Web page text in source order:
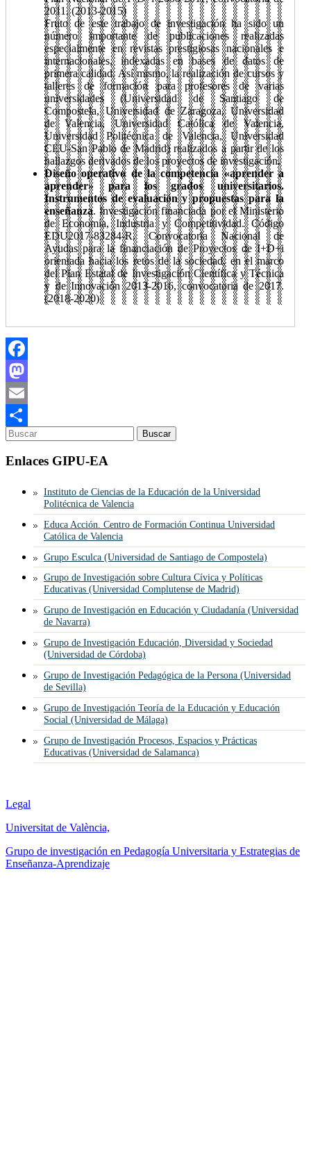
2011. (2013-2015)
Fruto de este trabajo de investigación ha sido un
número importante de publicaciones realizadas
especialmente en revistas prestigiosas nacionales e
internacionales, indexadas en bases de datos de
primera calidad. Así mismo, la realización de cursos y
talleres de formación para profesores de varias
universidades (Universidad de Santiago de
Compostela, Universidad de Zaragoza, Universidad
de Valencia, Universidad Católica de Valencia,
Universidad Politécnica de Valencia, Universidad
CEU-San Pablo de Madrid) realizados a partir de los
hallazgos derivados de los proyectos de investigación.
Diseño operativo de la competencia «aprender a
aprender» para los grados universitarios.
Instrumentos de evaluación y propuestas para la
enseñanza. Investigación financiada por el Ministerio
de Economía, Industria y Competitividad. Código
EDU2017-83284-R. Convocatoria Nacional de
Ayudas para la financiación de Proyectos de I+D+i
orientada hacia los retos de la sociedad, en el marco
del Plan Estatal de Investigación Científica y Técnica
y de Innovación 2013-2016, convocatoria de 2017.
(2018-2020)
Facebook
Mastodon
Email
Compartir
Enlaces GIPU-EA
Instituto de Ciencias de la Educación de la Universidad
Politécnica de Valencia
Educa Acción. Centro de Formación Continua Universidad
Católica de Valencia
Grupo Esculca (Universidad de Santiago de Compostela)
Grupo de Investigación sobre Cultura Cívica y Políticas
Educativas (Universidad Complutense de Madrid)
Grupo de Investigación en Educación y Ciudadanía (Universidad
de Navarra)
Grupo de Investigación Educación, Diversidad y Sociedad
(Universidad de Córdoba)
Grupo de Investigación Pedagógica de la Persona (Universidad
de Sevilla)
Grupo de Investigación Teoría de la Educación y Educación
Social (Universidad de Málaga)
Grupo de Investigación Procesos, Espacios y Prácticas
Educativas (Universidad de Salamanca)
Legal
Universitat de València,
Grupo de investigación en Pedagogía Universitaria y Estrategias de
Enseñanza-Aprendizaje